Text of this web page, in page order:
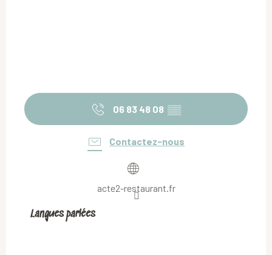
06 83 48 08 ▒▒
Contactez-nous
acte2-restaurant.fr
Langues parlées
Langues parlées